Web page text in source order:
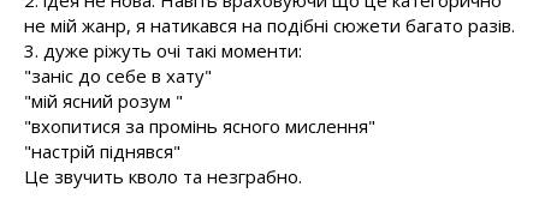
не мій жанр, я натикався на подібні сюжети багато разів.
3. дуже ріжуть очі такі моменти:
"заніс до себе в хату"
"мій ясний розум "
"вхопитися за промінь ясного мислення"
"настрій піднявся"
Це звучить кволо та незграбно.